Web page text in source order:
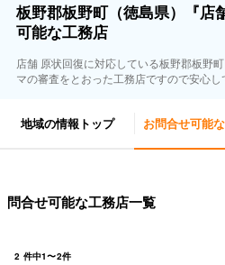
板野郡板野町（徳島県）『店
可能な工務店
店舗 原状回復に対応している板野郡板野
マの審査をとおった工務店ですので安心し
地域の情報トップ お問合せ可能
問合せ可能な工務店一覧
2 件中1〜2件